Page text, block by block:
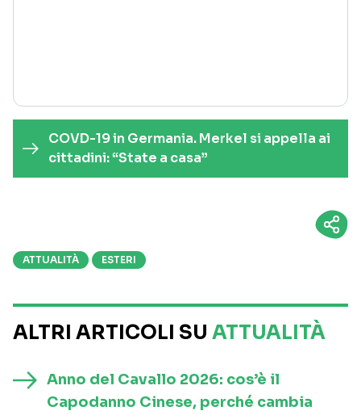
COVD-19 in Germania. Merkel si appella ai
cittadini: “State a casa”
ATTUALITÀ ESTERI
ALTRI ARTICOLI SU ATTUALITÀ
Anno del Cavallo 2026: cos’è il
Capodanno Cinese, perché cambia